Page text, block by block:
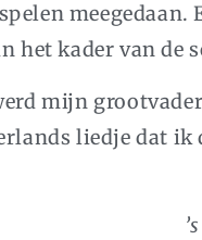
het kader van de
mijn
liedje dat